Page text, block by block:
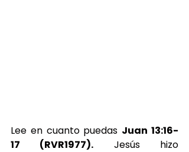
Lee en cuanto puedas Juan 13:16-
17 (RVR1977). Jesús hizo